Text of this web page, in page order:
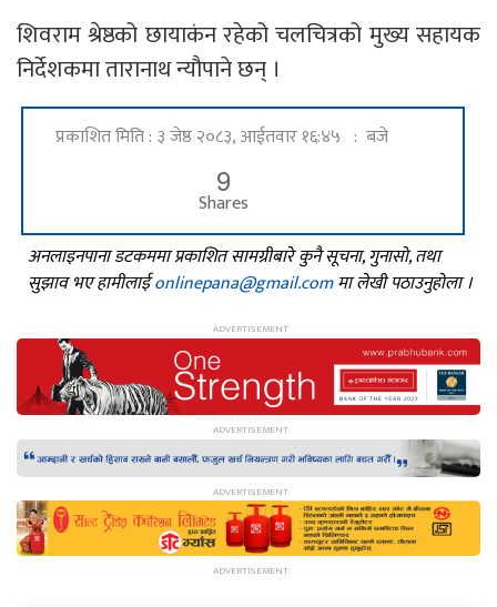
शिवराम श्रेष्ठको छायाकंन रहेको चलचित्रको मुख्य सहायक
निर्देशकमा तारानाथ न्यौपाने छन् ।
प्रकाशित मिति : ३ जेष्ठ २०८३, आईतवार १६:४५ : बजे
9
Shares
अनलाइनपाना डटकममा प्रकाशित सामग्रीबारे कुनै सूचना, गुनासो, तथा
सुझाव भए हामीलाईonlinepana@gmail.comमा लेखी पठाउनुहोला ।